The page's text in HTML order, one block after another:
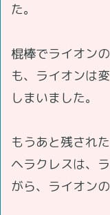
た。
棍棒でライオン
も、ライオンは
しまいました。
もうあと残され
ヘラクレスは、
がら、ライオン